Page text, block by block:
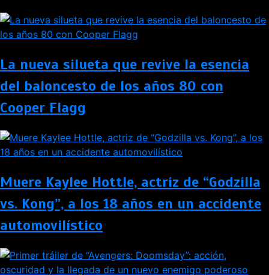
La nueva silueta que revive la esencia
del baloncesto de los años 80 con
Cooper Flagg
Muere Kaylee Hottle, actriz de “Godzilla
vs. Kong”, a los 18 años en un accidente
automovilístico